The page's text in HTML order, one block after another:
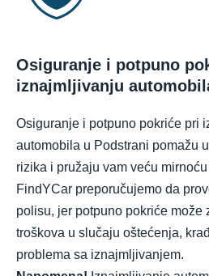
Osiguranje i potpuno
iznajmljivanju
Osiguranje i potpuno pokriće pri
automobila u Podstrani pomažu
rizika i pružaju vam veću
FindYCar preporučujemo da
polisu, jer potpuno pokriće može
troškova u slučaju oštećenja,
problema sa iznajmljivanjem.